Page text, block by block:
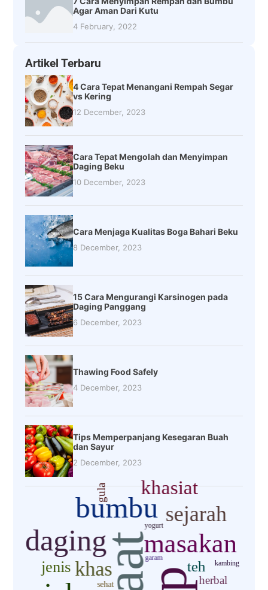
Agar Aman Dari Kutu
4 February, 2022
Artikel Terbaru
4 Cara Tepat Menangani Rempah Segar
vs Kering
12 December, 2023
Cara Tepat Mengolah dan Menyimpan
Daging Beku
10 December, 2023
Cara Menjaga Kualitas Boga Bahari Beku
8 December, 2023
15 Cara Mengurangi Karsinogen pada
Daging Panggang
6 December, 2023
Thawing Food Safely
4 December, 2023
Tips Memperpanjang Kesegaran Buah
dan Sayur
2 December, 2023